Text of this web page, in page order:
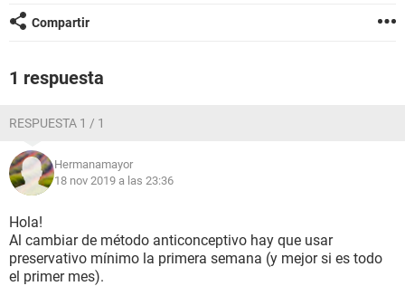
Compartir
1 respuesta
RESPUESTA 1 / 1
Hermanamayor
18 nov 2019 a las 23:36
Hola!
Al cambiar de método anticonceptivo hay que usar
preservativo mínimo la primera semana (y mejor si es todo
el primer mes).